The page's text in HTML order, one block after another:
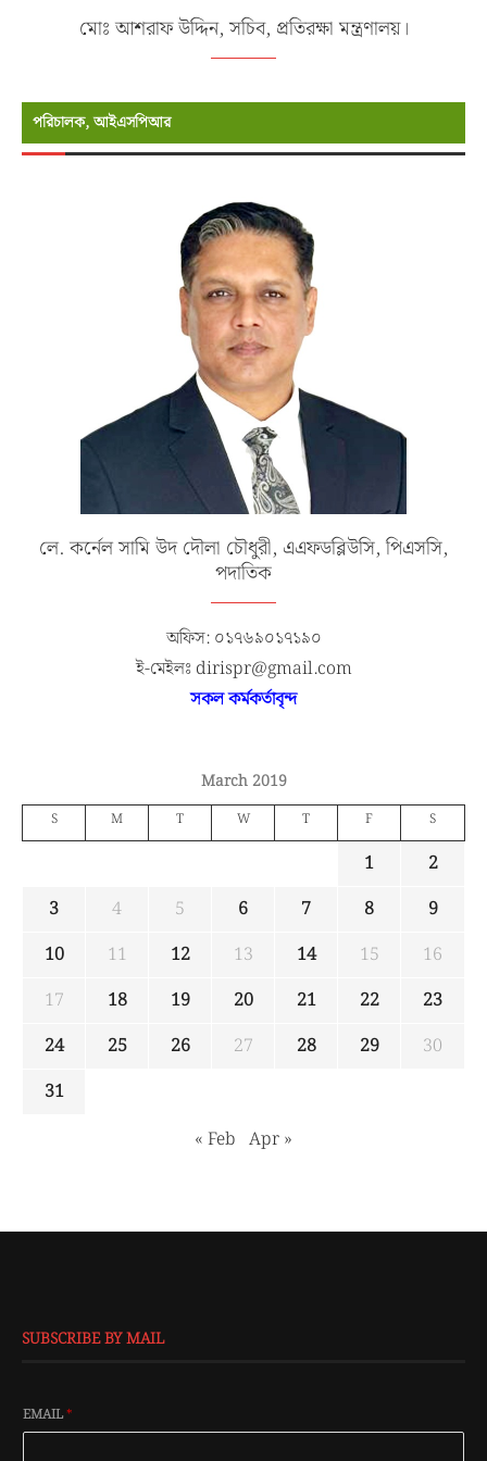
মোঃ আশরাফ উদ্দিন, সচিব, প্রতিরক্ষা মন্ত্রণালয়।
পরিচালক, আইএসপিআর
লে. কর্নেল সামি উদ দৌলা চৌধুরী, এএফডব্লিউসি, পিএসসি,
পদাতিক
অফিস: ০১৭৬৯০১৭১৯০
ই-মেইলঃ dirispr@gmail.com
সকল কর্মকর্তাবৃন্দ
March 2019
S M T W T F S
1
2
3
4 5 6 7 8
9
10
11 12 13 14 15
16
17
18 19 20 21 22
23
24
25 26 27 28 29
30
31
« Feb Apr »
SUBSCRIBE BY MAIL
EMAIL*